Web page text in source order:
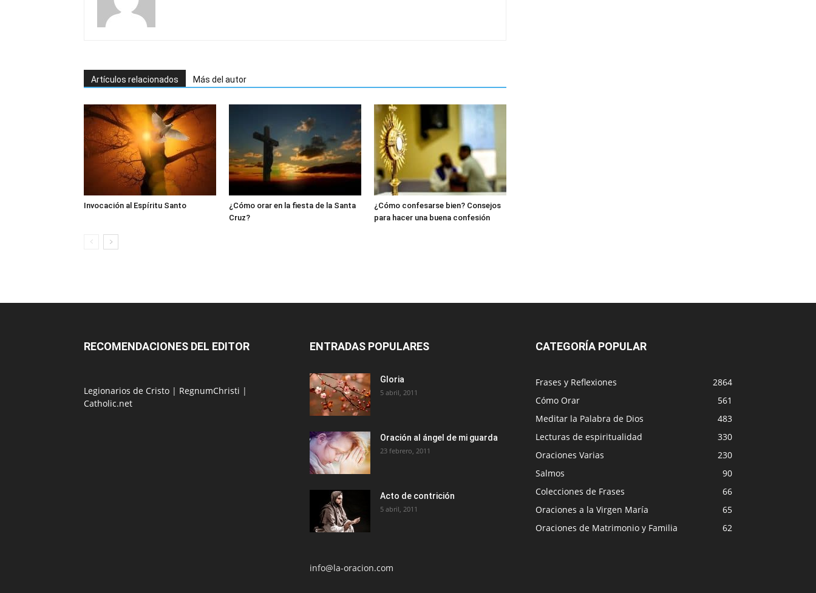
Artículos relacionados Más del autor
Invocación al Espíritu Santo
¿Cómo orar en la fiesta de la Santa
Cruz?
¿Cómo confesarse bien? Consejos
para hacer una buena confesión
RECOMENDACIONES DEL EDITOR
Legionarios de Cristo | RegnumChristi |
Catholic.net
ENTRADAS POPULARES
Gloria
5 abril, 2011
Oración al ángel de mi guarda
23 febrero, 2011
Acto de contrición
5 abril, 2011
info@la-oracion.com
CATEGORÍA POPULAR
Frases y Reflexiones
2864
Cómo Orar
561
Meditar la Palabra de Dios
483
Lecturas de espiritualidad
330
Oraciones Varias
230
Salmos
90
Colecciones de Frases
66
Oraciones a la Virgen María
65
Oraciones de Matrimonio y Familia
62